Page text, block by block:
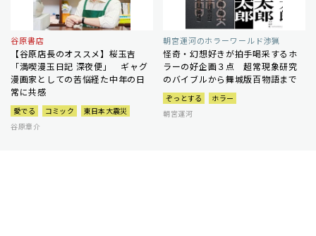
谷原書店
【谷原店長のオススメ】桜玉吉
「満喫漫玉日記 深夜便」 ギャグ
漫画家としての苦悩経た中年の日
常に共感
愛でる コミック
東日本大震災
谷原章介
朝宮運河のホラーワールド渉猟
怪奇・幻想好きが拍手喝采するホ
ラーの好企画３点 超常現象研究
のバイブルから舞城版百物語まで
ぞっとする
ホラー
朝宮運河